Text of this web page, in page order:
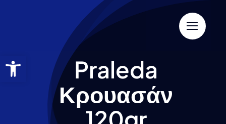
Praleda
Κρουασάν